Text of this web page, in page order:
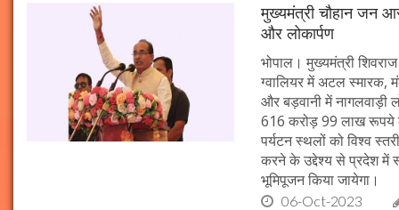
मुख्यमंत्री चौहान जन
और लोकार्पण
भोपाल। मुख्यमंत्री
ग्वालियर में अटल स्मारक,
और बड़वानी में
616 करोड़ 99 लाख रूपये
पर्यटन स्थलों को विश्व
करने के उद्देश्य से प्रदेश में
भूमिपूजन किया जायेगा।
06-Oct-2023